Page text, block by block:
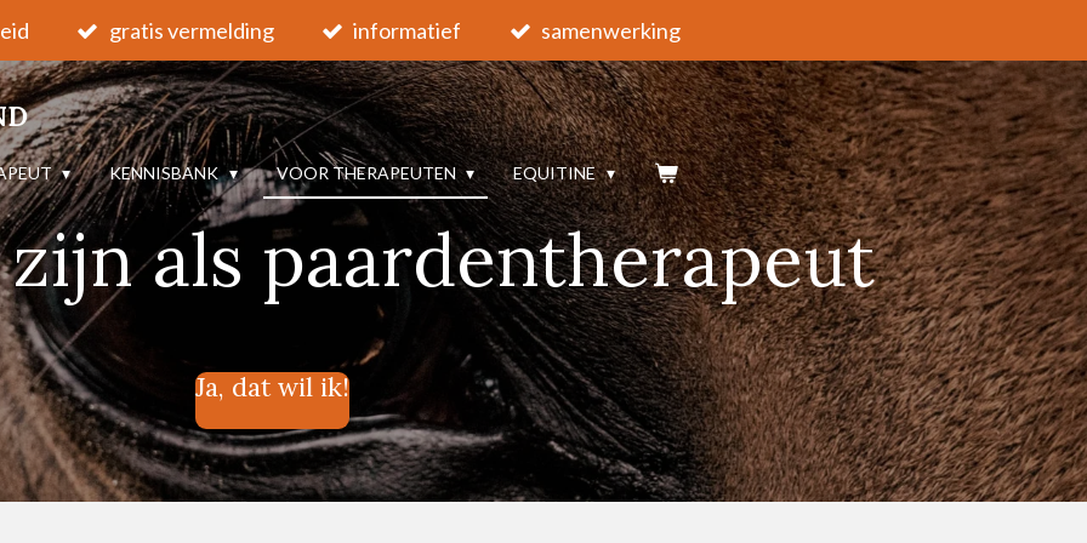
gratis vermelding informatief samenwerking
KENNISBANK VOOR THERAPEUTEN EQUITINE
als paardentherapeut
Ja, dat wil ik!